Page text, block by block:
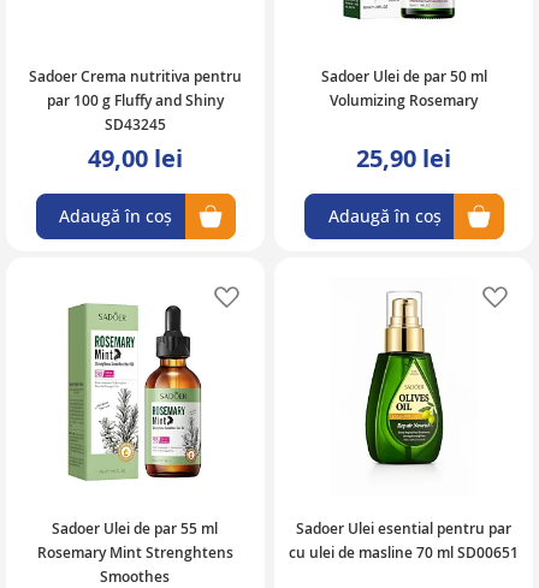
Sadoer Crema nutritiva pentru
par 100 g Fluffy and Shiny
SD43245
49,00 lei
Adaugă în coș
Sadoer Ulei de par 50 ml
Volumizing Rosemary
25,90 lei
Adaugă în coș
Sadoer Ulei de par 55 ml
Rosemary Mint Strenghtens
Smoothes
Adaugă în lista de favorite
Sadoer Ulei esential pentru par
cu ulei de masline 70 ml SD00651